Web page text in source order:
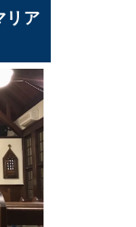
リア